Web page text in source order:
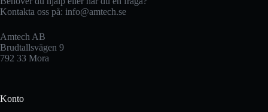
Kontakta oss på: info@amtech.se
Amtech AB
Brudtallsvägen 9
792 33 Mora
Konto